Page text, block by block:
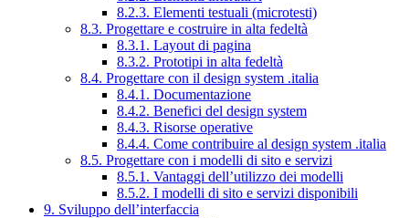
8.2.3. Elementi testuali (microtesti)
8.3. Progettare e costruire in alta fedeltà
8.3.1. Layout di pagina
8.3.2. Prototipi in alta fedeltà
8.4. Progettare con il design system .italia
8.4.1. Documentazione
8.4.2. Benefici del design system
8.4.3. Risorse operative
8.4.4. Come contribuire al design system .italia
8.5. Progettare con i modelli di sito e servizi
8.5.1. Vantaggi dell’utilizzo dei modelli
8.5.2. I modelli di sito e servizi disponibili
9. Sviluppo dell’interfaccia